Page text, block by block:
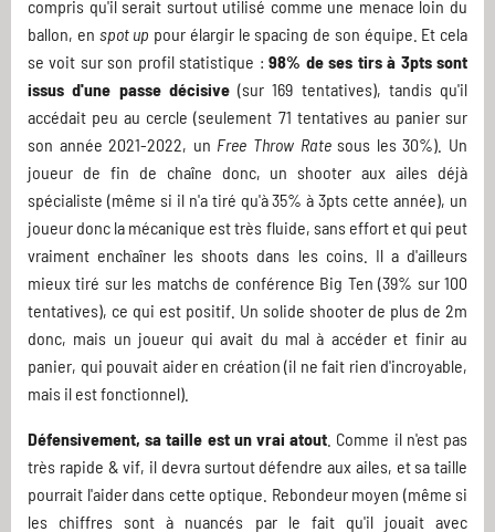
compris qu'il serait surtout utilisé comme une menace loin du
ballon, en spot up pour élargir le spacing de son équipe. Et cela
se voit sur son profil statistique :98% de ses tirs à 3pts sont
issus d'une passe décisive(sur 169 tentatives), tandis qu'il
accédait peu au cercle (seulement 71 tentatives au panier sur
son année 2021-2022, un Free Throw Ratesous les 30%). Un
joueur de fin de chaîne donc, un shooter aux ailes déjà
spécialiste (même si il n'a tiré qu'à 35% à 3pts cette année), un
joueur donc la mécanique est très fluide, sans effort et qui peut
vraiment enchaîner les shoots dans les coins. Il a d'ailleurs
mieux tiré sur les matchs de conférence Big Ten (39% sur 100
tentatives), ce qui est positif. Un solide shooter de plus de 2m
donc, mais un joueur qui avait du mal à accéder et finir au
panier, qui pouvait aider en création (il ne fait rien d'incroyable,
mais il est fonctionnel).
Défensivement, sa taille est un vrai atout . Comme il n'est pas
très rapide & vif, il devra surtout défendre aux ailes, et sa taille
pourrait l'aider dans cette optique. Rebondeur moyen (même si
les chiffres sont à nuancés par le fait qu'il jouait avec